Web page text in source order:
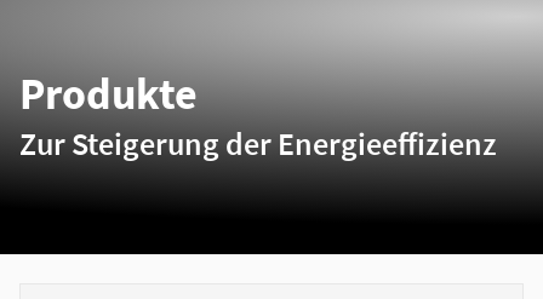
Produkte
Zur Steigerung der Energieeffizienz